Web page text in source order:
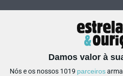
Damos valor à
Nós e os nossos 1019 parceiros